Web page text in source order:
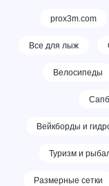
prox3m.com
Все для лыж
Велосипеды
Вейкборды и
Туризм и
Размерные сетки